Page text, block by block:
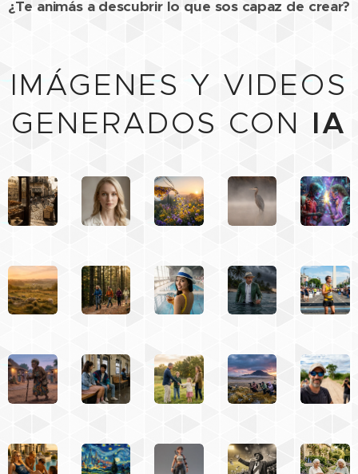
¿Te animás a descubrir lo que sos capaz de crear?
IMÁGENES Y VIDEOS
GENERADOS CON IA